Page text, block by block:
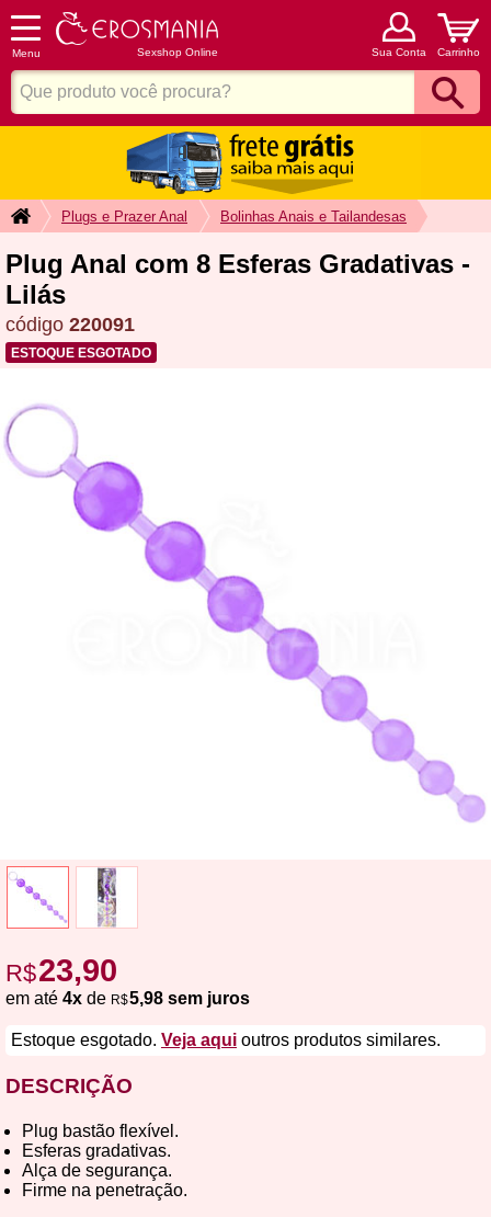
Menu Sexshop Online Sua Conta Carrinho
Plugs e Prazer Anal Bolinhas Anais e Tailandesas
Plug Anal com 8 Esferas Gradativas -
Lilás
código 220091
ESTOQUE ESGOTADO
R$23,90
em até 4x de R$5,98 sem juros
Estoque esgotado. Veja aqui outros produtos similares.
DESCRIÇÃO
Plug bastão flexível.
Esferas gradativas.
Alça de segurança.
Firme na penetração.